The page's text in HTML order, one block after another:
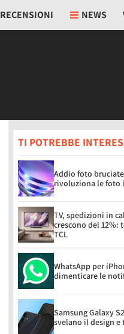
RECENSIONI NEWS
TI POTREBBE
Addio foto
rivoluziona le foto
TV, spedizioni in
crescono del 12%:
TCL
WhatsApp per
dimenticare le
Samsung Galaxy
svelano il design